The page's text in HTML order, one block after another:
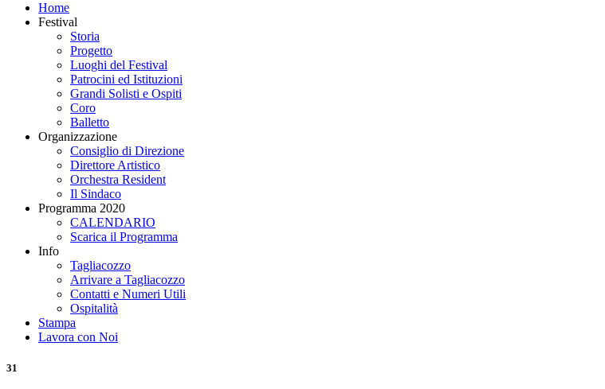
Home
Festival
Storia
Progetto
Luoghi del Festival
Patrocini ed Istituzioni
Grandi Solisti e Ospiti
Coro
Balletto
Organizzazione
Consiglio di Direzione
Direttore Artistico
Orchestra Resident
Il Sindaco
Programma 2020
CALENDARIO
Scarica il Programma
Info
Tagliacozzo
Arrivare a Tagliacozzo
Contatti e Numeri Utili
Ospitalità
Stampa
Lavora con Noi
31